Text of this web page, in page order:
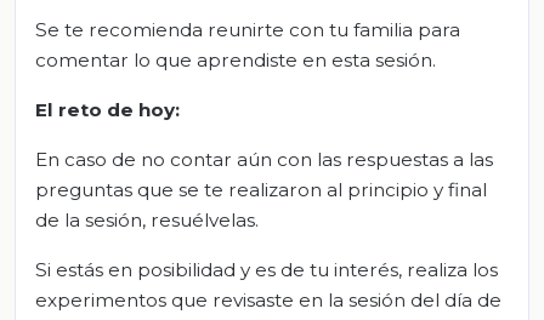
Se te recomienda reunirte con tu familia para
comentar lo que aprendiste en esta sesión.
El reto de hoy:
En caso de no contar aún con las respuestas a las
preguntas que se te realizaron al principio y final
de la sesión, resuélvelas.
Si estás en posibilidad y es de tu interés, realiza los
experimentos que revisaste en la sesión del día de